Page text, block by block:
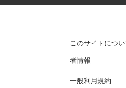
このサイトにつ
者情報
一般利用規約